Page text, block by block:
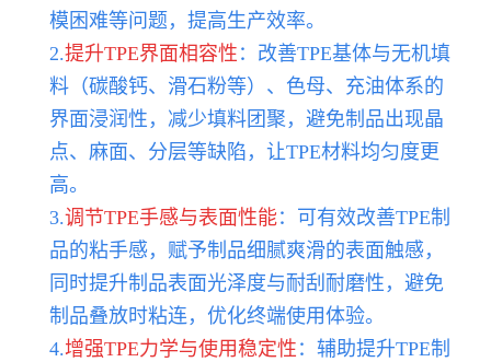
模困难等问题，提高生产效率。
2.提升TPE界面相容性 ：改善TPE基体与无机填
料（碳酸钙、滑石粉等）、色母、充油体系的
界面浸润性，减少填料团聚，避免制品出现晶
点、麻面、分层等缺陷，让TPE材料均匀度更
高。
3.调节TPE手感与表面性能：可有效改善TPE制
品的粘手感，赋予制品细腻爽滑的表面触感，
同时提升制品表面光泽度与耐刮耐磨性，避免
制品叠放时粘连，优化终端使用体验。
4.增强TPE力学与使用稳定性 ：辅助提升TPE制